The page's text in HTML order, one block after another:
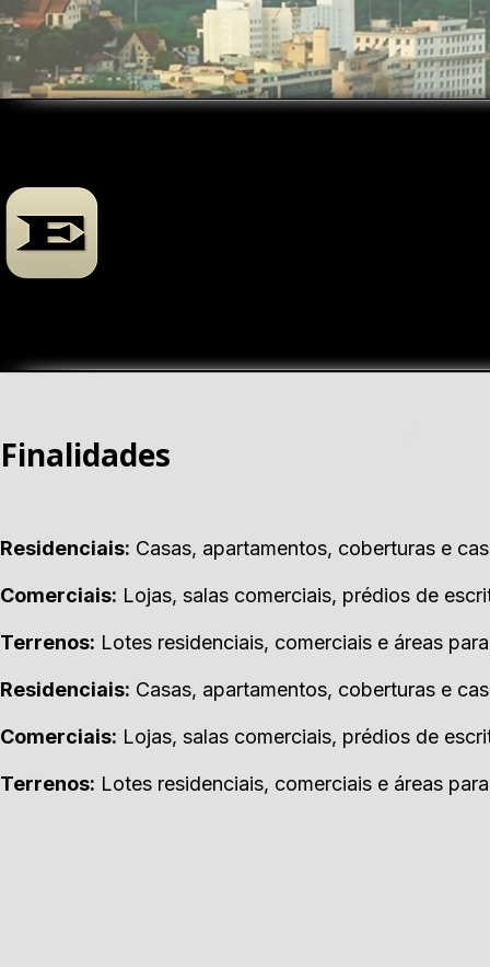
Finalidades
Residenciais: Casas, apartamentos, coberturas e
Comerciais: Lojas, salas comerciais, prédios de
Terrenos: Lotes residenciais, comerciais e áreas
Residenciais: Casas, apartamentos, coberturas e
Comerciais: Lojas, salas comerciais, prédios de
Terrenos: Lotes residenciais, comerciais e áreas